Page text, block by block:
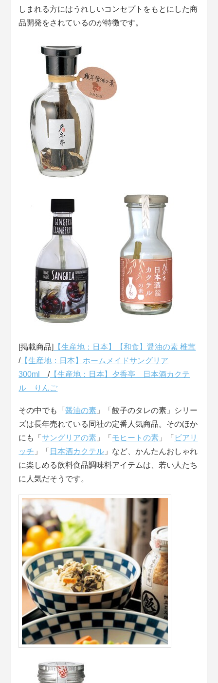
しまれる方にはうれしいコンセプトをもとにした商
品開発をされているのが特徴です。
[掲載商品]
【生産地：日本】【和食】醤油の素 椎茸
/【生産地：日本】ホームメイドサングリア
300ml/【生産地：日本】夕香亭 日本酒カクテ
ル りんご
その中でも「醤油の素 」「餃子のタレの素」シリー
ズは長年売れている同社の定番人気商品。そのほか
にも「サングリアの素 」「 モヒートの素 」「 ビアリ
ッチ 」「 日本酒カクテル 」など、かんたんおしゃれ
に楽しめる飲料食品調味料アイテムは、若い人たち
に人気だそうです。